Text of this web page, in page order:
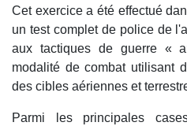
Cet exercice a été effectué
un test complet de police de
aux tactiques de guerre «
modalité de combat utilisant
des cibles aériennes et
Parmi les principales